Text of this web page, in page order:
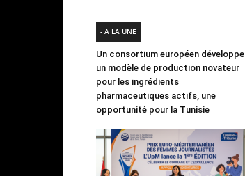
- A LA UNE
Un consortium européen développe
un modèle de production novateur
pour les ingrédients
pharmaceutiques actifs, une
opportunité pour la Tunisie